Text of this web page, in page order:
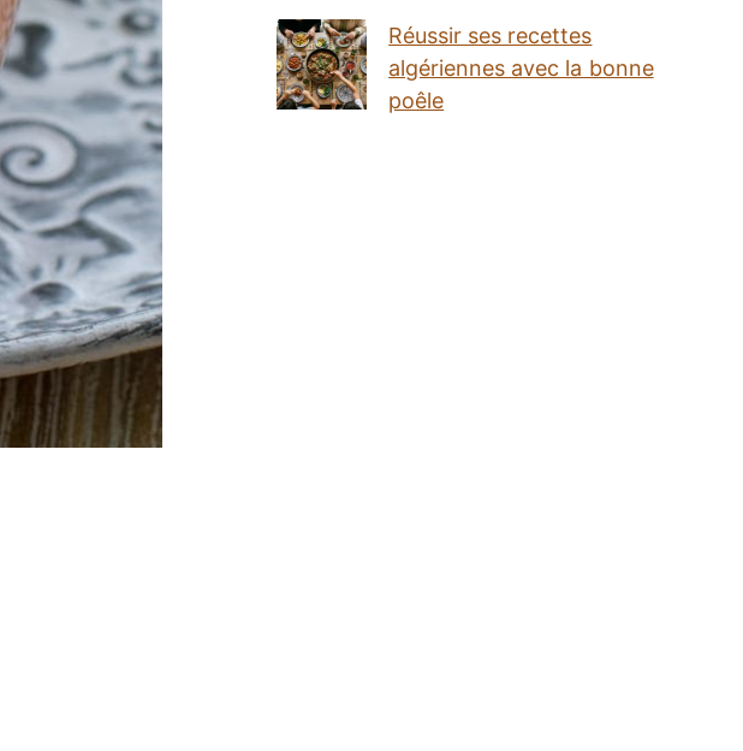
Réussir ses recettes
algériennes avec la bonne
poêle